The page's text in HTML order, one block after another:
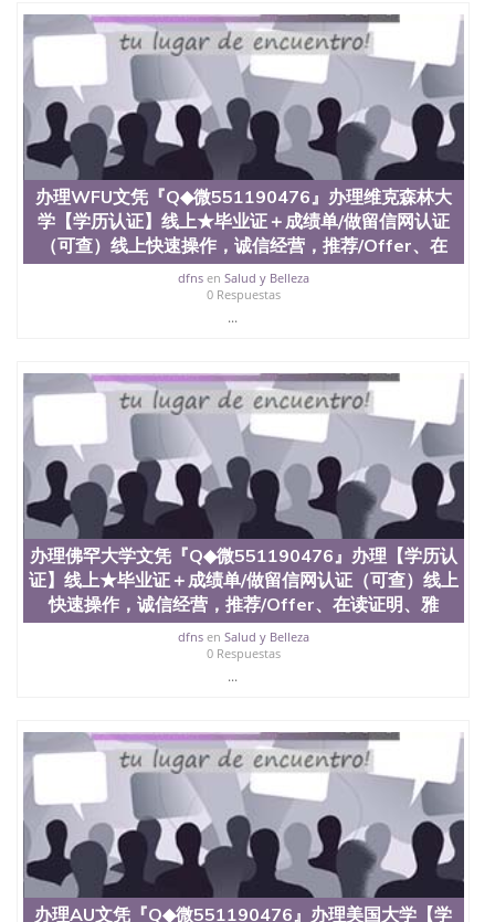
么办理 外假毕业证551190476哪里可以制作美国毕业
证551190476哪里可以办理澳洲毕业证551190476留
学生在哪里可以买假毕业证551190476哪里可以办理
加拿大毕业证551190476申请学校办理假的毕业证成
绩单可以吗551190476哪里可以办理水印成绩单
551190476哪里可以修改成绩单GPA分数551190476
假毕业证能查出来吗551190476假文凭网上能查到吗
551190476 如何拿到国外毕业证QQ微信551190476办
假大学毕业证QQ微信551190476国外毕业证去哪认证
QQ微信551190476找毕业证封皮QQ微信551190476国
外毕业证外壳定制QQ微信551190476快速代办国外毕
业证QQ微信551190476快速拿到国外文凭QQ微信
551190476国外留学文凭认证QQ微信551190476国外
文凭回国认证QQ微信551190476泰国文凭办理QQ微
信551190476法国留学回国证明QQ微信551190476 国
外烫金照片QQ微信551190476外国文凭在中国有用吗
551190476爱尔兰留学回国证明QQ微信551190476国
外硕士文凭办理QQ微信551190476 网上买文凭可靠
吗QQ微信551190476买国外文凭质量QQ微信
551190476国外本科毕业证怎么办理QQ微信
551190476国外大学文凭真制作QQ微信551190476办
国外文凭可找工作QQ微信551190476国外大学有毕业
证QQ微信551190476办理国外毕业证价格QQ微信
551190476国外编号查询QQ微信551190476办理国外
文凭要交定金吗QQ微信551190476办国外可查文凭
QQ微信551190476网上购买真文凭可信吗QQ微信
551190476学士学位证书查询机构QQ微信551190476
国外资格证书办理QQ微信551190476如何办理学历认
证QQ微信551190476海外文凭认证办理QQ微信
551190476 圣何塞州立大学（San Jose State
University, 又译为“圣荷西州立大学”）成立于1857
年，简称SJSU，是加州历史悠久的大学之一，也是美
名综合性公立大学，它以极高的就业率，全美名列前
茅的毕业薪资，浓厚的多元化学术氛围，杰出的本科
教育质量，被《福克斯》杂志评选为全美50强公立综
合性大学，每年有来自世界各地的成百上千的海外学
生前往求学。 至今，这是一所在世界上享有学术地
位、声誉、实习机会和影响力的高等教育机构，并获
誉为美国本科教育质量的核心代表。其计算机系与会
计系更是在当今美国大学教学排名中表现优异。其毕
业生大多可以在其所处地域的世界硅谷中心得到工作
办理WFU文凭『Q◆微551190476』办理维克森林大
学【学历认证】线上★毕业证＋成绩单/做留信网认证
（可查）线上快速操作，诚信经营，推荐/Offer、在
dfnsen Salud y Belleza
0 Respuestas
...
办理佛罕大学文凭『Q◆微551190476』办理【学历认
证】线上★毕业证＋成绩单/做留信网认证（可查）线上
快速操作，诚信经营，推荐/Offer、在读证明、雅
dfnsen Salud y Belleza
0 Respuestas
...
办理AU文凭『Q◆微551190476』办理美国大学【学